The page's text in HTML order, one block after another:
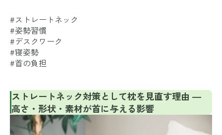
#ストレートネック
#姿勢習慣
#デスクワーク
#寝姿勢
#首の負担
ストレートネック対策として枕を見直す理由 ―
高さ・形状・素材が首に与える影響